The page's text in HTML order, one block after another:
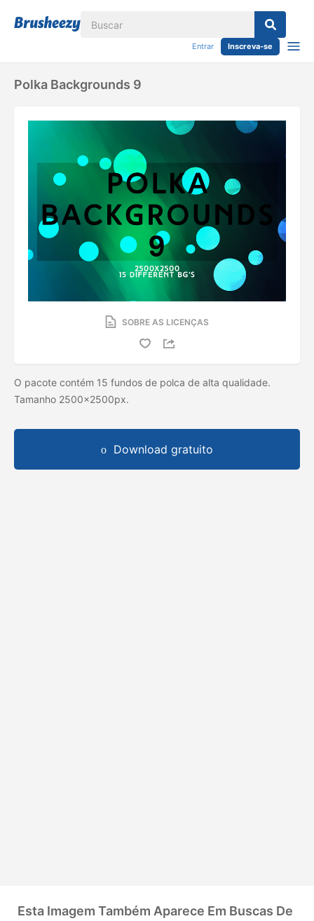
Entrar Inscreva-se
Polka Backgrounds 9
SOBRE AS LICENÇAS
O pacote contém 15 fundos de polca de alta qualidade.
Tamanho 2500x2500px.
Download gratuito
Esta Imagem Também Aparece Em Buscas De